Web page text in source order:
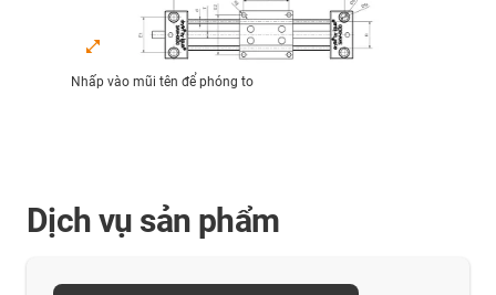
Nhấp vào mũi tên để phóng to
Dịch vụ sản phẩm